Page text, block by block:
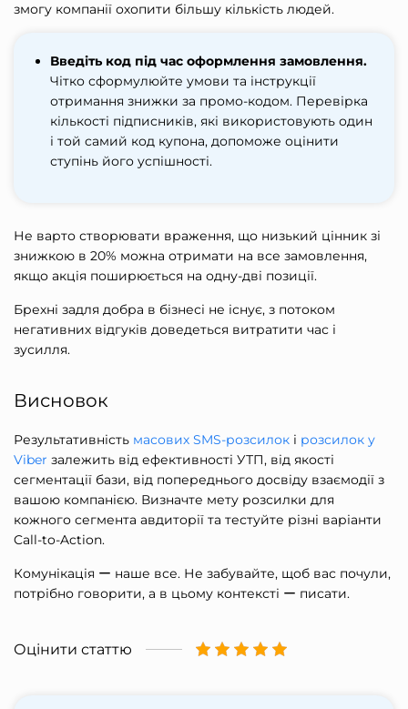
змогу компанії охопити більшу кількість людей.
Введіть код під час оформлення замовлення.
Чітко сформулюйте умови та інструкції
отримання знижки за промо-кодом. Перевірка
кількості підписників, які використовують один
і той самий код купона, допоможе оцінити
ступінь його успішності.
Не варто створювати враження, що низький цінник зі
знижкою в 20% можна отримати на все замовлення,
якщо акція поширюється на одну-дві позиції.
Брехні задля добра в бізнесі не існує, з потоком
негативних відгуків доведеться витратити час і
зусилля.
Висновок
Результативність масових SMS-розсилок і розсилок у
Viber залежить від ефективності УТП, від якості
сегментації бази, від попереднього досвіду взаємодії з
вашою компанією. Визначте мету розсилки для
кожного сегмента авдиторії та тестуйте різні варіанти
Call-to-Action.
Комунікація ー наше все. Не забувайте, щоб вас почули,
потрібно говорити, а в цьому контексті ー писати.
Оцінити статтю